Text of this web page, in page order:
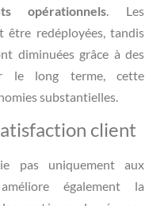
opérationnels . Les
être redéployées, tandis
diminuées grâce à des
le long terme, cette
substantielles.
client
pas uniquement aux
également la